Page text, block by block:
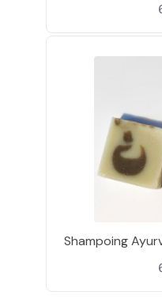
Shampoing